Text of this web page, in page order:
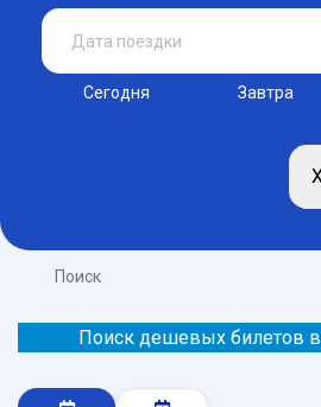
Сегодня Завтра
Поиск
Поиск дешевых билетов в